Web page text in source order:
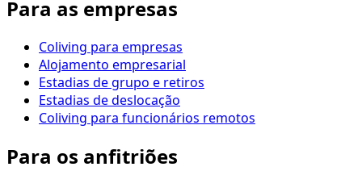
Para as empresas
Coliving para empresas
Alojamento empresarial
Estadias de grupo e retiros
Estadias de deslocação
Coliving para funcionários remotos
Para os anfitriões